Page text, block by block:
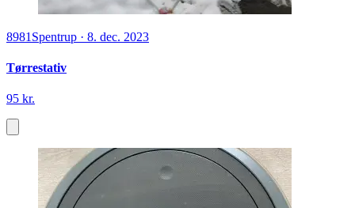
8981 Spentrup · 8. dec. 2023
Tørrestativ
95 kr.